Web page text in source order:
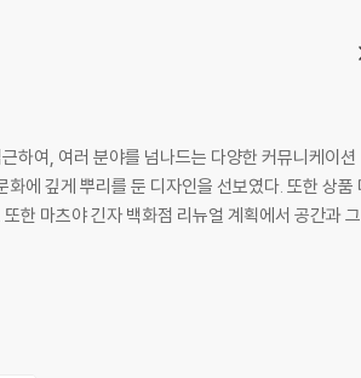
하여, 여러 분야를 넘나드는 다양한 커뮤니케이션
리를 둔 디자인을 선보였다. 또한 상품 디
한 마츠야 긴자 백화점 리뉴얼 계획에서 공간과 그